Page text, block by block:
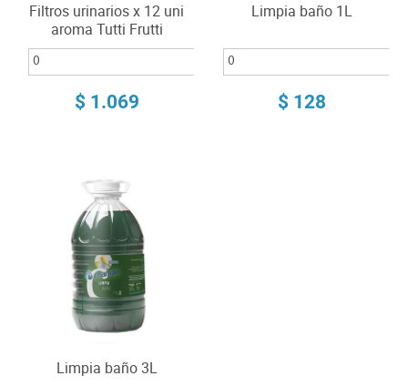
Filtros urinarios x 12 uni
aroma Tutti Frutti
$ 1.069
Limpia baño 1L
$ 128
Limpia baño 3L